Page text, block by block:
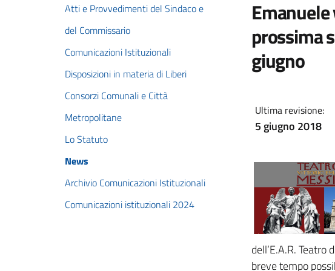
Atti e Provvedimenti del Sindaco e
del Commissario
Comunicazioni Istituzionali
Disposizioni in materia di Liberi
Consorzi Comunali e Città
Metropolitane
Lo Statuto
News
Archivio Comunicazioni Istituzionali
Comunicazioni istituzionali 2024
prossima
giugno
Ultima revisione:
5 giugno 2018
dell’E.A.R.
breve tempo